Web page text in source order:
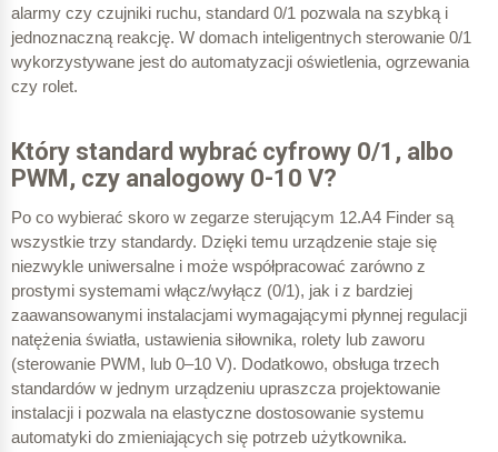
alarmy czy czujniki ruchu, standard 0/1 pozwala na szybką i
jednoznaczną reakcję. W domach inteligentnych sterowanie 0/1
wykorzystywane jest do automatyzacji oświetlenia, ogrzewania
czy rolet.
Który standard wybrać cyfrowy 0/1, albo
PWM, czy analogowy 0-10 V?
Po co wybierać skoro w zegarze sterującym 12.A4 Finder są
wszystkie trzy standardy. Dzięki temu urządzenie staje się
niezwykle uniwersalne i może współpracować zarówno z
prostymi systemami włącz/wyłącz (0/1), jak i z bardziej
zaawansowanymi instalacjami wymagającymi płynnej regulacji
natężenia światła, ustawienia siłownika, rolety lub zaworu
(sterowanie PWM, lub 0–10 V). Dodatkowo, obsługa trzech
standardów w jednym urządzeniu upraszcza projektowanie
instalacji i pozwala na elastyczne dostosowanie systemu
automatyki do zmieniających się potrzeb użytkownika.